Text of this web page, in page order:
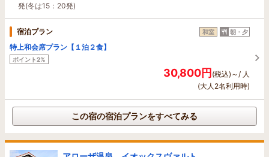
発(冬は15：20発)
宿泊プラン 和室 朝・夕
特上和会席プラン【１泊２食】
ポイント2%
30,800円(税込)～/ 人
(大人2名利用時)
この宿の宿泊プランをすべてみる